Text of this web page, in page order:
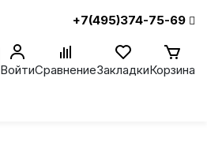
+7(495)374-75-69
ВойтиСравнениеЗакладкиКорзина